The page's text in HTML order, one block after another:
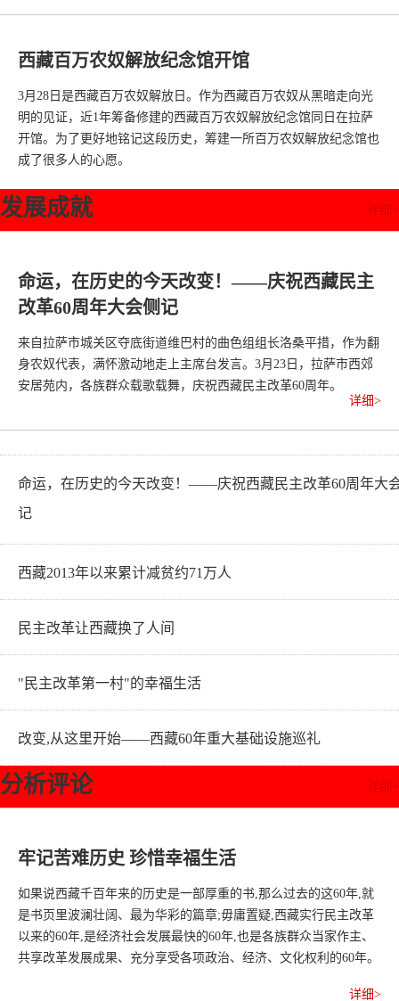
西藏百万农奴解放纪念馆开馆
3月28日是西藏百万农奴解放日。作为西藏百万农奴从黑暗走向光
明的见证，近1年筹备修建的西藏百万农奴解放纪念馆同日在拉萨
开馆。为了更好地铭记这段历史，筹建一所百万农奴解放纪念馆也
成了很多人的心愿。
发展成就 详细+
命运，在历史的今天改变！——庆祝西藏民主
改革60周年大会侧记
来自拉萨市城关区夺底街道维巴村的曲色组组长洛桑平措，作为翻
身农奴代表，满怀激动地走上主席台发言。3月23日，拉萨市西郊
安居苑内，各族群众载歌载舞，庆祝西藏民主改革60周年。
详细>
命运，在历史的今天改变！——庆祝西藏民主改革60周年大
记
西藏2013年以来累计减贫约71万人
民主改革让西藏换了人间
"民主改革第一村"的幸福生活
改变,从这里开始——西藏60年重大基础设施巡礼
分析评论 详细+
牢记苦难历史 珍惜幸福生活
如果说西藏千百年来的历史是一部厚重的书,那么过去的这60年,就
是书页里波澜壮阔、最为华彩的篇章;毋庸置疑,西藏实行民主改革
以来的60年,是经济社会发展最快的60年,也是各族群众当家作主、
共享改革发展成果、充分享受各项政治、经济、文化权利的60年。
详细>